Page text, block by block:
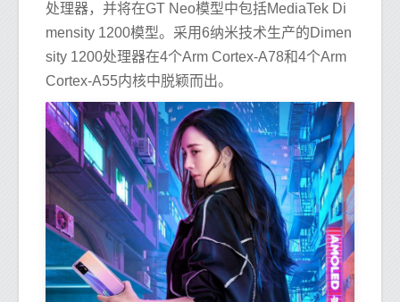
处理器，并将在GT Neo模型中包括MediaTek Di
mensity 1200模型。采用6纳米技术生产的Dimen
sity 1200处理器在4个Arm Cortex-A78和4个Arm
Cortex-A55内核中脱颖而出。